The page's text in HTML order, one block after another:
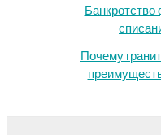
Почему